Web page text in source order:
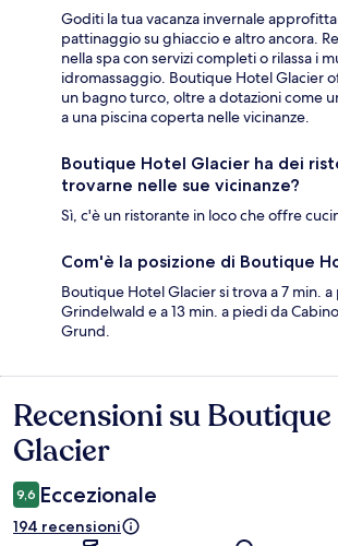
Goditi la tua vacanza invernale
pattinaggio su ghiaccio e altro ancora.
nella spa con servizi completi o rilassa i
idromassaggio. Boutique Hotel Glacier
un bagno turco, oltre a dotazioni come
a una piscina coperta nelle vicinanze.
Boutique Hotel Glacier ha dei
trovarne nelle sue vicinanze?
Sì, c'è un ristorante in loco che offre
Com'è la posizione di Boutique
Boutique Hotel Glacier si trova a 7 min.
Grindelwald e a 13 min. a piedi da
Grund.
Recensioni
Recensioni su
Glacier
9,6 Eccezionale
194 recensioni